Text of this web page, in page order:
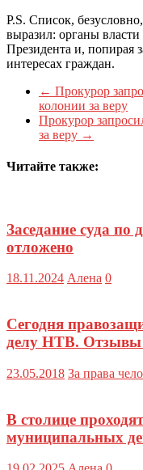
P.S. Список,
выразил: органы
Президента и, попирая
интересах граждан.
← Прокурор
колонии за веру
Прокурор
за веру →
Читайте также:
Заседание суда
отложено
18.11.2024 Алена 0
Сегодня
делу НТВ. Отзывы
23.05.2018 За права
В столице
муниципальных